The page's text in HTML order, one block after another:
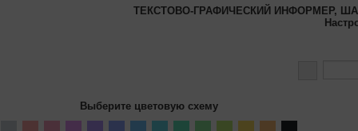
ТЕКСТОВО-ГРАФИЧЕСКИЙ ИНФОРМЕР,
Выберите цветовую схему